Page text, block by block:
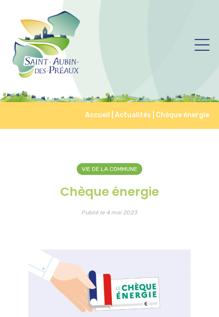
Accueil Actualités Chèque énergie
VIE DE LA COMMUNE
Chèque énergie
Publié le 4 mai 2023